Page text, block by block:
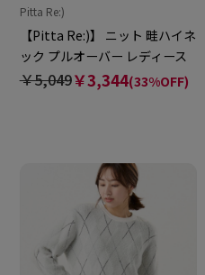
Pitta Re:)
【Pitta Re:)】 ニット 畦ハイネ
ック プルオーバー レディース
￥5,049￥3,344(33%OFF)